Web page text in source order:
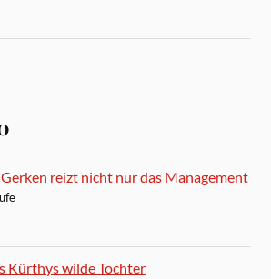
reizt nicht nur das Management
Kürthys wilde Tochter